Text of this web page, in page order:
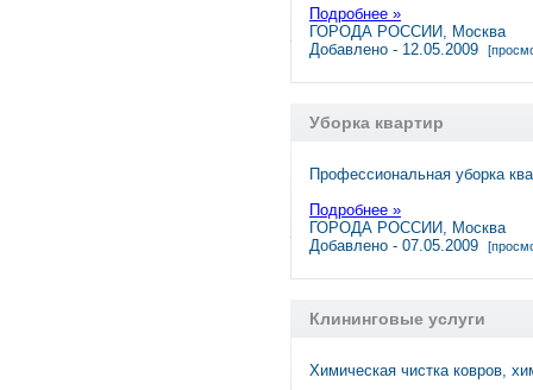
Подробнее »
ГОРОДА РОССИИ, Москва
Добавлено - 12.05.2009
Уборка квартир
Профессиональная уборка
Подробнее »
ГОРОДА РОССИИ, Москва
Добавлено - 07.05.2009
Клининговые услуги
Химическая чистка ковров,